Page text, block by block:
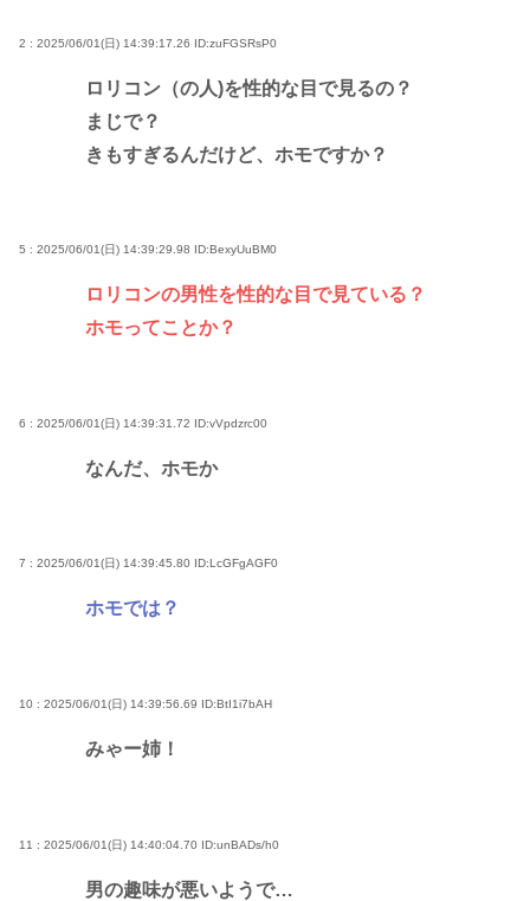
2 : 2025/06/01(日) 14:39:17.26 ID:zuFGSRsP0
ロリコン（の人)を性的な目で見るの？
まじで？
きもすぎるんだけど、ホモですか？
5 : 2025/06/01(日) 14:39:29.98 ID:BexyUuBM0
ロリコンの男性を性的な目で見ている？
ホモってことか？
6 : 2025/06/01(日) 14:39:31.72 ID:vVpdzrc00
なんだ、ホモか
7 : 2025/06/01(日) 14:39:45.80 ID:LcGFgAGF0
ホモでは？
10 : 2025/06/01(日) 14:39:56.69 ID:BtI1i7bAH
みゃー姉！
11 : 2025/06/01(日) 14:40:04.70 ID:unBADs/h0
男の趣味が悪いようで…